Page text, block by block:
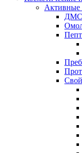
Активные